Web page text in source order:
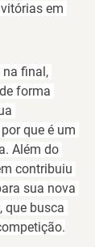
em
na final,
forma
que é um
Além do
contribuiu
sua nova
, que busca